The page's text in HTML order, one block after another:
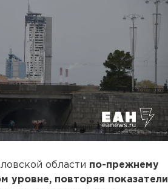
области по-прежнему
уровне, повторяя показатели